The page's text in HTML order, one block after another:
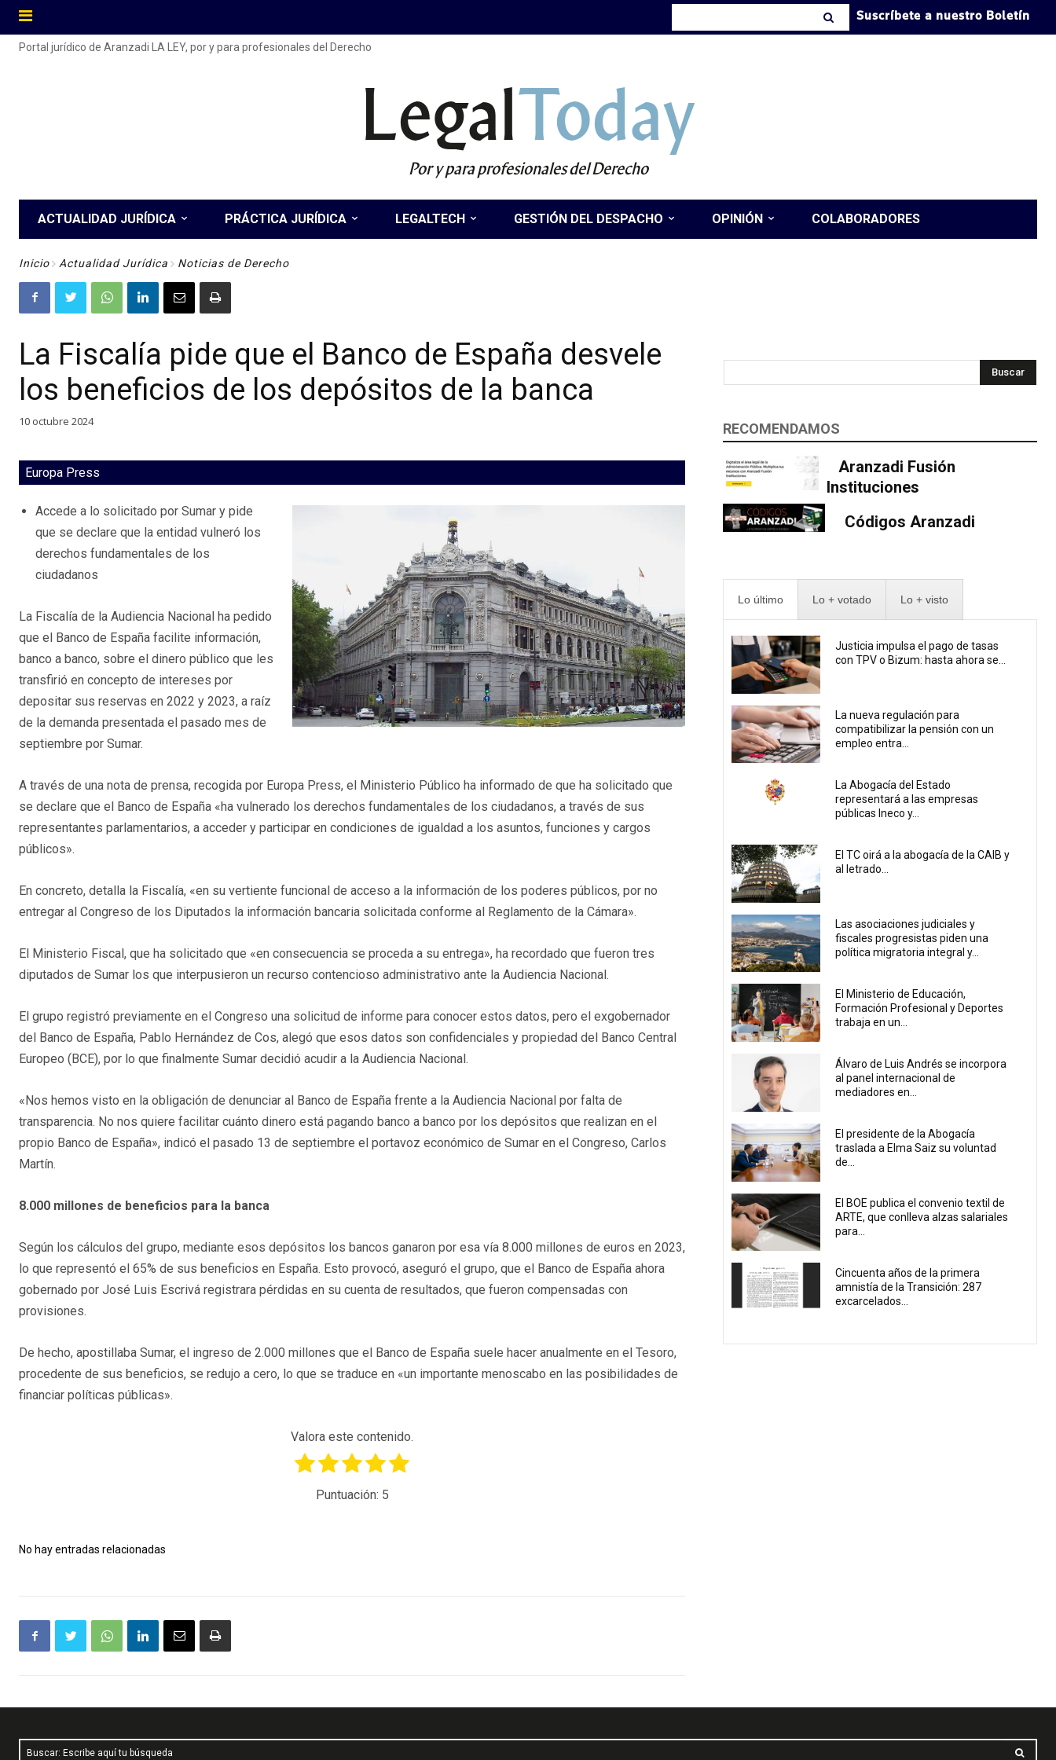
Suscríbete a nuestro Boletín
Portal jurídico de Aranzadi LA LEY, por y para profesionales del Derecho
LegalToday
Por y para profesionales del Derecho
ACTUALIDAD JURÍDICA PRÁCTICA JURÍDICA LEGALTECH GESTIÓN DEL DESPACHO OPINIÓN COLABORADORES
Inicio Actualidad Jurídica Noticias de Derecho
La Fiscalía pide que el Banco de España desvele
los beneficios de los depósitos de la banca
10 octubre 2024
Europa Press
Accede a lo solicitado por Sumar y pide
que se declare que la entidad vulneró los
derechos fundamentales de los
ciudadanos
La Fiscalía de la Audiencia Nacional ha pedido
que el Banco de España facilite información,
banco a banco, sobre el dinero público que les
transfirió en concepto de intereses por
depositar sus reservas en 2022 y 2023, a raíz
de la demanda presentada el pasado mes de
septiembre por Sumar.
A través de una nota de prensa, recogida por Europa Press, el Ministerio Público ha informado de que ha solicitado que
se declare que el Banco de España «ha vulnerado los derechos fundamentales de los ciudadanos, a través de sus
representantes parlamentarios, a acceder y participar en condiciones de igualdad a los asuntos, funciones y cargos
públicos».
En concreto, detalla la Fiscalía, «en su vertiente funcional de acceso a la información de los poderes públicos, por no
entregar al Congreso de los Diputados la información bancaria solicitada conforme al Reglamento de la Cámara».
El Ministerio Fiscal, que ha solicitado que «en consecuencia se proceda a su entrega», ha recordado que fueron tres
diputados de Sumar los que interpusieron un recurso contencioso administrativo ante la Audiencia Nacional.
El grupo registró previamente en el Congreso una solicitud de informe para conocer estos datos, pero el exgobernador
del Banco de España, Pablo Hernández de Cos, alegó que esos datos son confidenciales y propiedad del Banco Central
Europeo (BCE), por lo que finalmente Sumar decidió acudir a la Audiencia Nacional.
«Nos hemos visto en la obligación de denunciar al Banco de España frente a la Audiencia Nacional por falta de
transparencia. No nos quiere facilitar cuánto dinero está pagando banco a banco por los depósitos que realizan en el
propio Banco de España», indicó el pasado 13 de septiembre el portavoz económico de Sumar en el Congreso, Carlos
Martín.
8.000 millones de beneficios para la banca
Según los cálculos del grupo, mediante esos depósitos los bancos ganaron por esa vía 8.000 millones de euros en 2023,
lo que representó el 65% de sus beneficios en España. Esto provocó, aseguró el grupo, que el Banco de España ahora
gobernado por José Luis Escrivá registrara pérdidas en su cuenta de resultados, que fueron compensadas con
provisiones.
De hecho, apostillaba Sumar, el ingreso de 2.000 millones que el Banco de España suele hacer anualmente en el Tesoro,
procedente de sus beneficios, se redujo a cero, lo que se traduce en «un importante menoscabo en las posibilidades de
financiar políticas públicas».
Valora este contenido.
Puntuación: 5
No hay entradas relacionadas
Buscar
RECOMENDAMOS
Aranzadi Fusión
Instituciones
Códigos Aranzadi
Lo último Lo + votado Lo + visto
Justicia impulsa el pago de tasas
con TPV o Bizum: hasta ahora se...
La nueva regulación para
compatibilizar la pensión con un
empleo entra...
La Abogacía del Estado
representará a las empresas
públicas Ineco y...
El TC oirá a la abogacía de la CAIB y
al letrado...
Las asociaciones judiciales y
fiscales progresistas piden una
política migratoria integral y...
El Ministerio de Educación,
Formación Profesional y Deportes
trabaja en un...
Álvaro de Luis Andrés se incorpora
al panel internacional de
mediadores en...
El presidente de la Abogacía
traslada a Elma Saiz su voluntad
de...
El BOE publica el convenio textil de
ARTE, que conlleva alzas salariales
para...
Cincuenta años de la primera
amnistía de la Transición: 287
excarcelados...
Buscar: Escribe aquí tu búsqueda